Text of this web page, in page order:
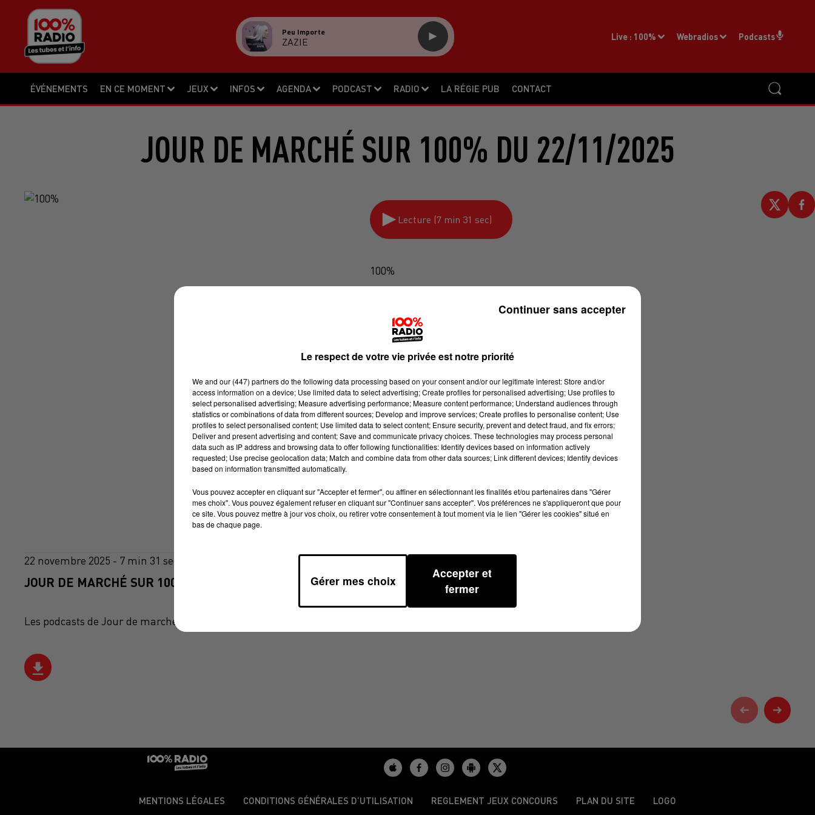
ÉVÉNEMENTS EN CE MOMENT JEUX INFOS AGENDA PODCAST RADIO LA RÉGIE PUB CONTACT
Live : 100% Webradios Podcasts
Peu Importe
ZAZIE
JOUR DE MARCHÉ SUR 100% DU 22/11/2025
Lecture (7 min 31 sec)
100%
22 novembre 2025 - 7 min 31 sec
JOUR DE MARCHÉ SUR 100% DU 22/11/2025
Les podcasts de Jour de marché avec Philippe Bousquet et ses expertys
MENTIONS LÉGALES CONDITIONS GÉNÉRALES D’UTILISATION REGLEMENT JEUX CONCOURS PLAN DU SITE LOGO
Le respect de votre vie privée est notre priorité
We and our (447) partnersdo the following data processing based on your consent and/or our legitimate interest: Store and/or
access information on a device; Use limited data to select advertising; Create profiles for personalised advertising; Use profiles to
select personalised advertising; Measure advertising performance; Measure content performance; Understand audiences through
statistics or combinations of data from different sources; Develop and improve services; Create profiles to personalise content; Use
profiles to select personalised content; Use limited data to select content; Ensure security, prevent and detect fraud, and fix errors;
Deliver and present advertising and content; Save and communicate privacy choices. These technologies may process personal
data such as IP address and browsing data to offer following functionalities: Identify devices based on information actively
requested; Use precise geolocation data; Match and combine data from other data sources; Link different devices; Identify devices
based on information transmitted automatically.
Vous pouvez accepter en cliquant sur "Accepter et fermer", ou affiner en sélectionnant les finalités et/ou partenaires dans "Gérer
mes choix". Vous pouvez également refuser en cliquant sur "Continuer sans accepter". Vos préférences ne s'appliqueront que pour
ce site. Vous pouvez mettre à jour vos choix, ou retirer votre consentement à tout moment via le lien "Gérer les cookies" situé en
bas de chaque page.
Gérer mes choix
Accepter et
fermer
Continuer sans accepter